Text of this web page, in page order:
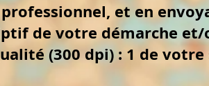
et en
de votre démarche et/
(300 dpi) : 1 de